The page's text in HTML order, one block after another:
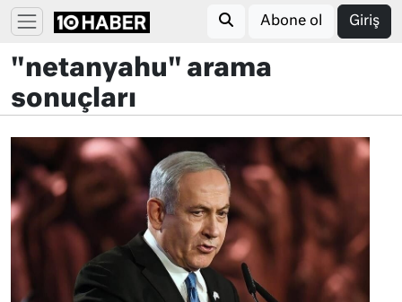
Abone ol Giriş
"netanyahu" arama
sonuçları